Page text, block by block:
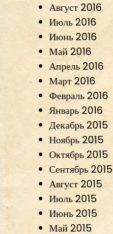
Август 2016
Июль 2016
Июнь 2016
Май 2016
Апрель 2016
Март 2016
Февраль 2016
Январь 2016
Декабрь 2015
Ноябрь 2015
Октябрь 2015
Сентябрь 2015
Август 2015
Июль 2015
Июнь 2015
Май 2015